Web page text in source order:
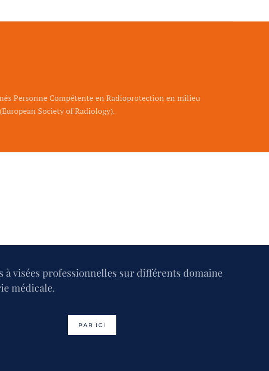
Personne Compétente en Radioprotection en milieu
Society of Radiology).
à visées professionnelles sur différents domaine
médicale.
PAR ICI